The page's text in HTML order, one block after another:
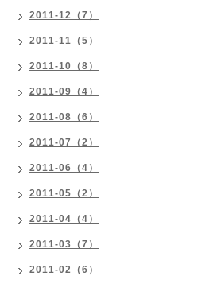
2011-12（7）
2011-11（5）
2011-10（8）
2011-09（4）
2011-08（6）
2011-07（2）
2011-06（4）
2011-05（2）
2011-04（4）
2011-03（7）
2011-02（6）